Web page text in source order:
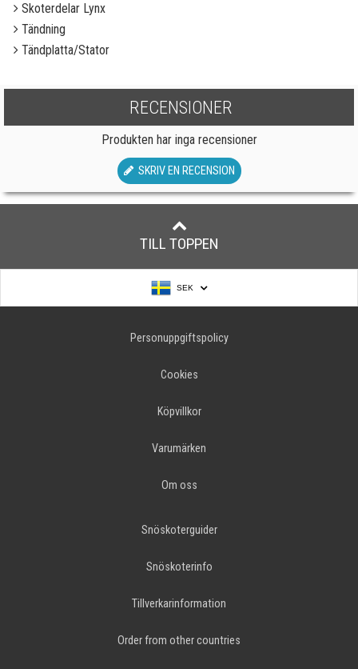
Skoterdelar Lynx
Tändning
Tändplatta/Stator
RECENSIONER
Produkten har inga recensioner
SKRIV EN RECENSION
TILL TOPPEN
SEK
Personuppgiftspolicy
Cookies
Köpvillkor
Varumärken
Om oss
Snöskoterguider
Snöskoterinfo
Tillverkarinformation
Order from other countries